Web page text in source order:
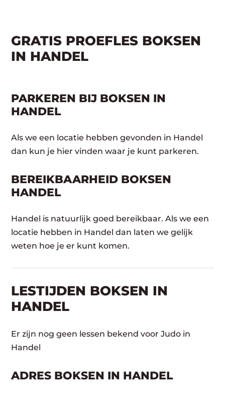
GRATIS PROEFLES BOKSEN
IN HANDEL
PARKEREN BIJ BOKSEN IN
HANDEL
Als we een locatie hebben gevonden in Handel
dan kun je hier vinden waar je kunt parkeren.
BEREIKBAARHEID BOKSEN
HANDEL
Handel is natuurlijk goed bereikbaar. Als we een
locatie hebben in Handel dan laten we gelijk
weten hoe je er kunt komen.
LESTIJDEN BOKSEN IN
HANDEL
Er zijn nog geen lessen bekend voor Judo in
Handel
ADRES BOKSEN IN HANDEL